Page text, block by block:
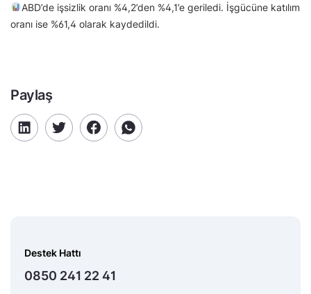
ABD’de işsizlik oranı %4,2’den %4,1’e geriledi. İşgücüne katılım
oranı ise %61,4 olarak kaydedildi.
Paylaş
Destek Hattı
0850 241 22 41